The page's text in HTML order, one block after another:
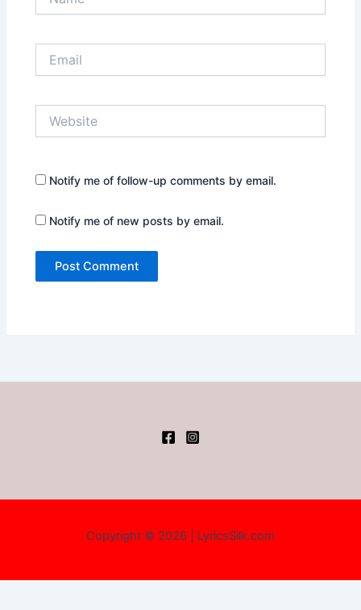
Notify me of follow-up comments by email.
Notify me of new posts by email.
Copyright © 2026 | LyricsSilk.com